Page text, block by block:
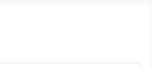
便捷的文件操作，再到位置服务的
统或第三方应用功能的场景中，an
：